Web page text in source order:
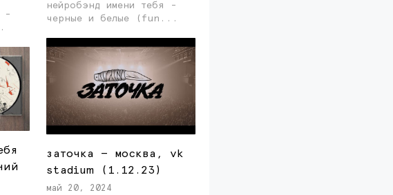
-
нейробэнд имени тебя -
черные и белые (fun...
заточка — москва, vk
stadium (1.12.23)
май 20, 2024